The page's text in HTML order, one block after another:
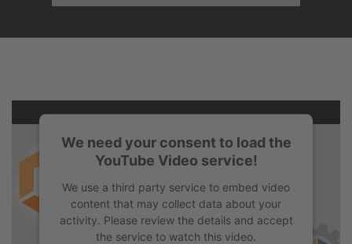
We need your consent to load the
YouTube Video service!
We use a third party service to embed video
content that may collect data about your
activity. Please review the details and accept
the service to watch this video.